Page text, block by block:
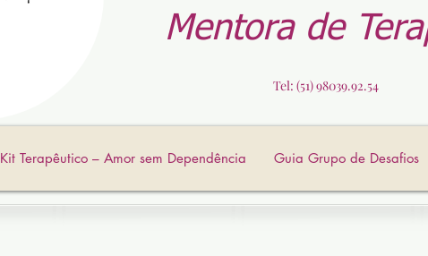
Mentora de
Tel: (51) 98039.92.54
Kit Terapêutico – Amor sem Dependência Guia Grupo de Desafios